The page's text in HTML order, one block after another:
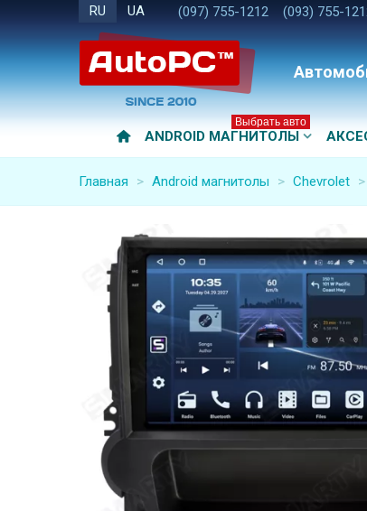
RU UA (097) 755-1212 (093) 755-
ANDROID МАГНИТОЛЫ
Выбрать авто
Главная > Android магнитолы > Chevrolet >